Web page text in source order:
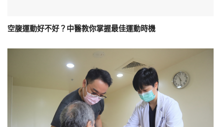
空腹運動好不好？中醫教你掌握最佳運動時機